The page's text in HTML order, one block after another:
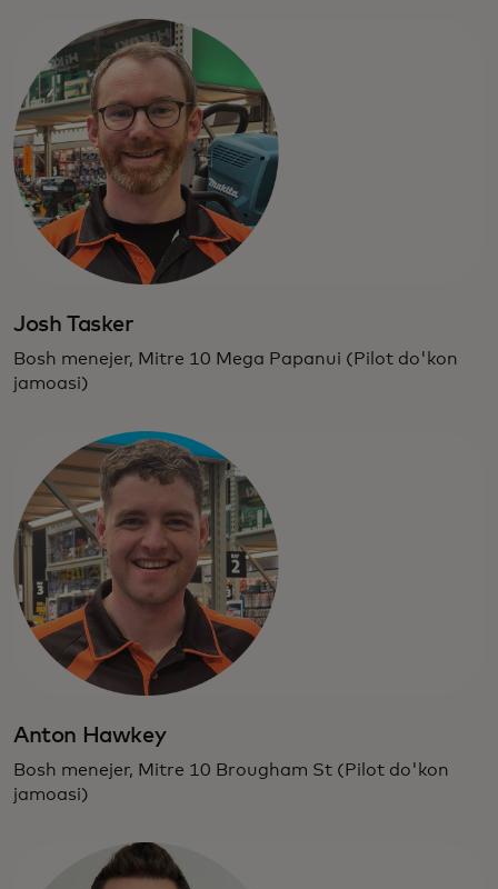
Josh Tasker
Bosh menejer, Mitre 10 Mega Papanui (Pilot do'kon
jamoasi)
Anton Hawkey
Bosh menejer, Mitre 10 Brougham St (Pilot do'kon
jamoasi)